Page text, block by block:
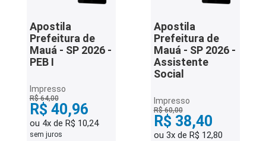
Apostila
Prefeitura de
Mauá - SP 2026 -
PEB I
Impresso
R$ 64,00
R$ 40,96
ou 4x de R$ 10,24
sem juros
Apostila
Prefeitura de
Mauá - SP 2026 -
Assistente
Social
Impresso
R$ 60,00
R$ 38,40
ou 3x de R$ 12,80